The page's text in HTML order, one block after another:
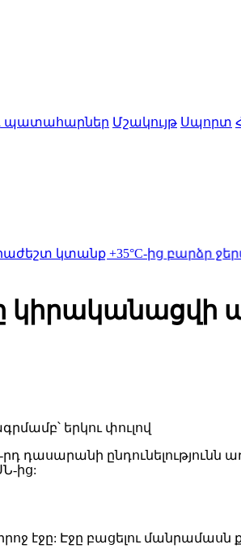
պատահարներ Մշակույթ Սպորտ
ից բարձր
դասարանի ընդունելությունն
ից:
էջը: Էջը բացելու մանրամասն